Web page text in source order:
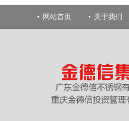
网站首页 关于我们